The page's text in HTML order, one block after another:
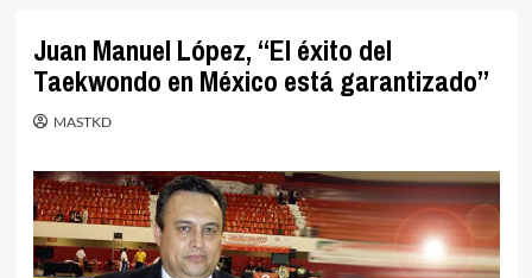
Juan Manuel López, “El éxito del
Taekwondo en México está garantizado”
MASTKD